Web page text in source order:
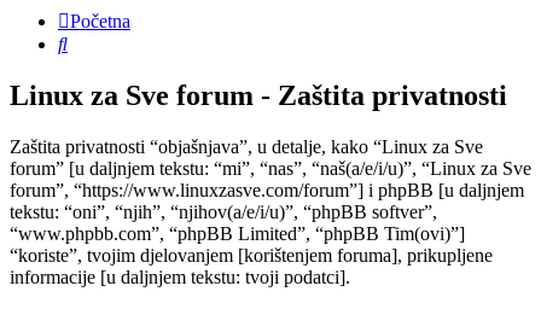
Početna
Pretražnik
Linux za Sve forum - Zaštita privatnosti
Zaštita privatnosti “objašnjava”, u detalje, kako “Linux za Sve
forum” [u daljnjem tekstu: “mi”, “nas”, “naš(a/e/i/u)”, “Linux za Sve
forum”, “https://www.linuxzasve.com/forum”] i phpBB [u daljnjem
tekstu: “oni”, “njih”, “njihov(a/e/i/u)”, “phpBB softver”,
“www.phpbb.com”, “phpBB Limited”, “phpBB Tim(ovi)”]
“koriste”, tvojim djelovanjem [korištenjem foruma], prikupljene
informacije [u daljnjem tekstu: tvoji podatci].